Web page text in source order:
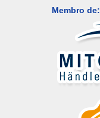
Membro de: